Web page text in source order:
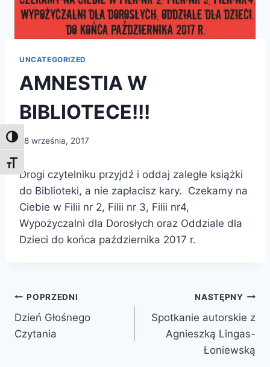
Toggle High Contrast
Toggle Font size
UNCATEGORIZED
AMNESTIA W
BIBLIOTECE!!!
28 września, 2017
Drogi czytelniku przyjdź i oddaj zaległe książki
do Biblioteki, a nie zapłacisz kary. Czekamy na
Ciebie w Filii nr 2, Filii nr 3, Filii nr4,
Wypożyczalni dla Dorosłych oraz Oddziale dla
Dzieci do końca października 2017 r.
Nawigacja
wpisu
POPRZEDNI
Dzień Głośnego
Czytania
NASTĘPNY
Spotkanie autorskie z
Agnieszką Lingas-
Łoniewską